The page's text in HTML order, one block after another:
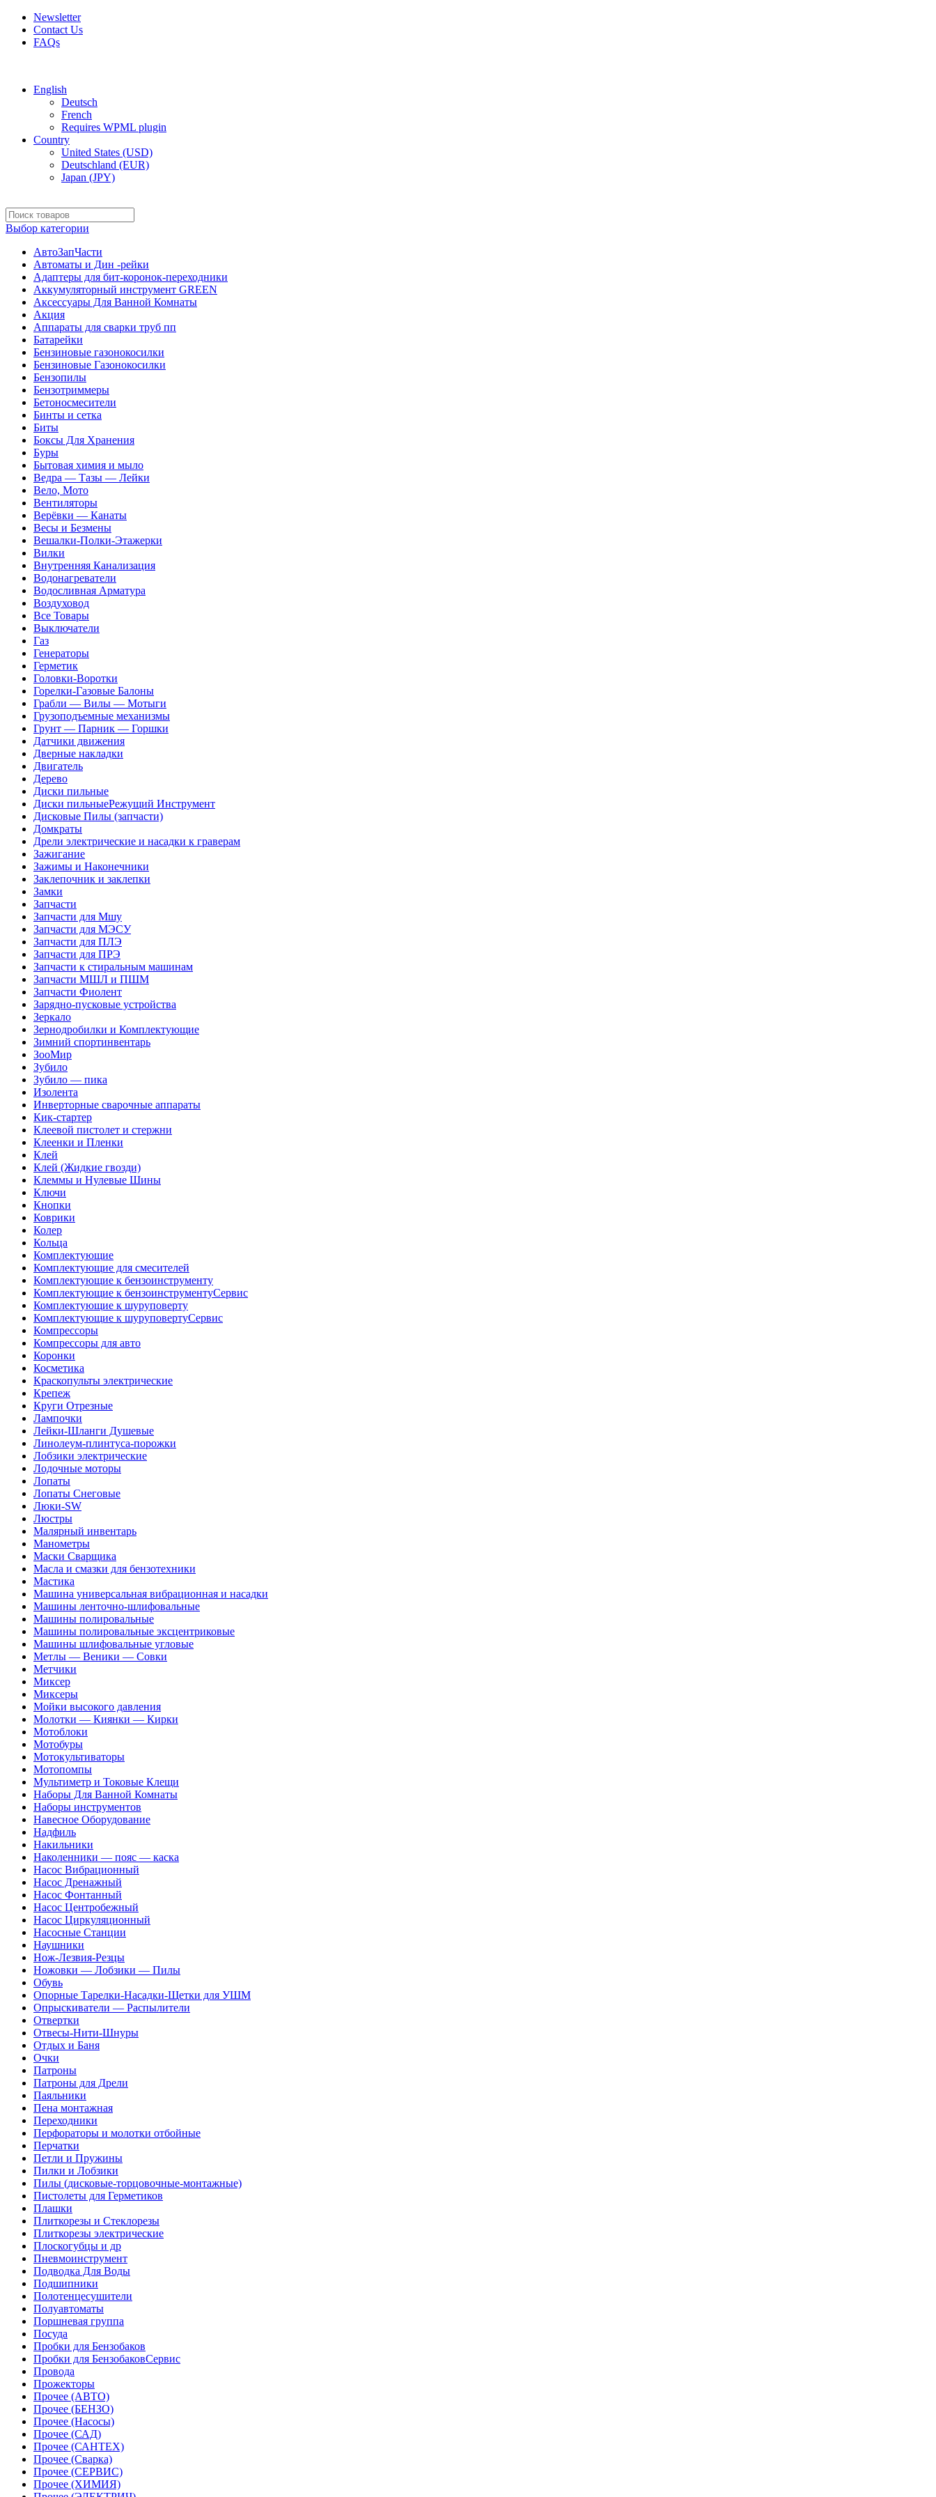
Newsletter
Contact Us
FAQs
English
Deutsch
French
Requires WPML plugin
Country
United States (USD)
Deutschland (EUR)
Japan (JPY)
Выбор категории
АвтоЗапЧасти
Автоматы и Дин -рейки
Адаптеры для бит-коронок-переходники
Аккумуляторный инструмент GREEN
Аксессуары Для Ванной Комнаты
Акция
Аппараты для сварки труб пп
Батарейки
Бензиновые газонокосилки
Бензиновые Газонокосилки
Бензопилы
Бензотриммеры
Бетоносмесители
Бинты и сетка
Биты
Боксы Для Хранения
Буры
Бытовая химия и мыло
Ведра — Тазы — Лейки
Вело, Мото
Вентиляторы
Верёвки — Канаты
Весы и Безмены
Вешалки-Полки-Этажерки
Вилки
Внутренняя Канализация
Водонагреватели
Водосливная Арматура
Воздуховод
Все Товары
Выключатели
Газ
Генераторы
Герметик
Головки-Воротки
Горелки-Газовые Балоны
Грабли — Вилы — Мотыги
Грузоподъемные механизмы
Грунт — Парник — Горшки
Датчики движения
Дверные накладки
Двигатель
Дерево
Диски пильные
Диски пильныеРежущий Инструмент
Дисковые Пилы (запчасти)
Домкраты
Дрели электрические и насадки к граверам
Зажигание
Зажимы и Наконечники
Заклепочник и заклепки
Замки
Запчасти
Запчасти для Мшу
Запчасти для МЭСУ
Запчасти для ПЛЭ
Запчасти для ПРЭ
Запчасти к стиральным машинам
Запчасти МШЛ и ПШМ
Запчасти Фиолент
Зарядно-пусковые устройства
Зеркало
Зернодробилки и Комплектующие
Зимний спортинвентарь
ЗооМир
Зубило
Зубило — пика
Изолента
Инверторные сварочные аппараты
Кик-стартер
Клеевой пистолет и стержни
Клеенки и Пленки
Клей
Клей (Жидкие гвозди)
Клеммы и Нулевые Шины
Ключи
Кнопки
Коврики
Колер
Кольца
Комплектующие
Комплектующие для смесителей
Комплектующие к бензоинструменту
Комплектующие к бензоинструментуСервис
Комплектующие к шуруповерту
Комплектующие к шуруповертуСервис
Компрессоры
Компрессоры для авто
Коронки
Косметика
Краскопульты электрические
Крепеж
Круги Отрезные
Лампочки
Лейки-Шланги Душевые
Линолеум-плинтуса-порожки
Лобзики электрические
Лодочные моторы
Лопаты
Лопаты Снеговые
Люки-SW
Люстры
Малярный инвентарь
Манометры
Маски Сварщика
Масла и смазки для бензотехники
Мастика
Машина универсальная вибрационная и насадки
Машины ленточно-шлифовальные
Машины полировальные
Машины полировальные эксцентриковые
Машины шлифовальные угловые
Метлы — Веники — Совки
Метчики
Миксер
Миксеры
Мойки высокого давления
Молотки — Киянки — Кирки
Мотоблоки
Мотобуры
Мотокультиваторы
Мотопомпы
Мультиметр и Токовые Клещи
Наборы Для Ванной Комнаты
Наборы инструментов
Навесное Оборудование
Надфиль
Накильники
Наколенники — пояс — каска
Насос Вибрационный
Насос Дренажный
Насос Фонтанный
Насос Центробежный
Насос Циркуляционный
Насосные Станции
Наушники
Нож-Лезвия-Резцы
Ножовки — Лобзики — Пилы
Обувь
Опорные Тарелки-Насадки-Щетки для УШМ
Опрыскиватели — Распылители
Отвертки
Отвесы-Нити-Шнуры
Отдых и Баня
Очки
Патроны
Патроны для Дрели
Паяльники
Пена монтажная
Переходники
Перфораторы и молотки отбойные
Перчатки
Петли и Пружины
Пилки и Лобзики
Пилы (дисковые-торцовочные-монтажные)
Пистолеты для Герметиков
Плашки
Плиткорезы и Стеклорезы
Плиткорезы электрические
Плоскогубцы и др
Пневмоинструмент
Подводка Для Воды
Подшипники
Полотенцесушители
Полуавтоматы
Поршневая группа
Посуда
Пробки для Бензобаков
Пробки для БензобаковСервис
Провода
Прожекторы
Прочее (АВТО)
Прочее (БЕНЗО)
Прочее (Насосы)
Прочее (САД)
Прочее (САНТЕХ)
Прочее (Сварка)
Прочее (СЕРВИС)
Прочее (ХИМИЯ)